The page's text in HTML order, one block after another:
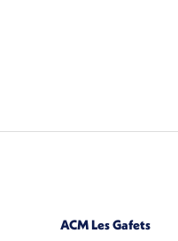
ACM Les Gafets